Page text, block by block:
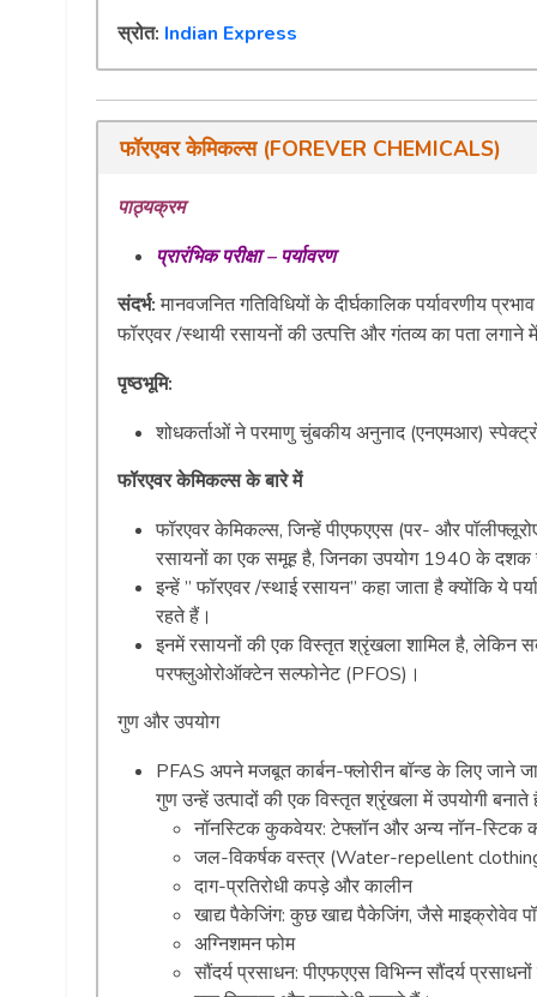
स्रोत: Indian Express
फॉरएवर केमिकल्स(FOREVER CHEMICALS)
पाठ्यक्रम
प्रारंभिक परीक्षा–पर्यावरण
संदर्भ:मानवजनित गतिविधियों के दीर्घकालिक पर्यावरणीय
फॉरएवर /स्थायी रसायनों की उत्पत्ति और गंतव्य का पता लगाने
पृष्ठभूमि:
शोधकर्ताओं ने परमाणु चुंबकीय अनुनाद (एनएमआर)
फॉरएवरकेमिकल्सकेबारेमें
फॉरएवर केमिकल्स, जिन्हें पीएफएएस (पर- और
रसायनों का एक समूह है, जिनका उपयोग 1940 के दशक से
इन्हें ” फॉरएवर /स्थाई रसायन” कहा जाता है क्योंकि ये
रहते हैं।
इनमें रसायनों की एक विस्तृत श्रृंखला शामिल है,
परफ्लुओरोऑक्टेन सल्फोनेट (PFOS)।
गुण और उपयोग
PFAS अपने मजबूत कार्बन-फ्लोरीन बॉन्ड के लिए जाने
गुण उन्हें उत्पादों की एक विस्तृत श्रृंखला में उपयोगी बनाते
नॉनस्टिक कुकवेयर: टेफ्लॉन और अन्य नॉन-स्टिक
जल-विकर्षक वस्त्र (Water-repellent
दाग-प्रतिरोधी कपड़े और कालीन
खाद्य पैकेजिंग: कुछ खाद्य पैकेजिंग, जैसे माइक्रोवेव
अग्निशमन फोम
सौंदर्य प्रसाधन: पीएफएएस विभिन्न सौंदर्य